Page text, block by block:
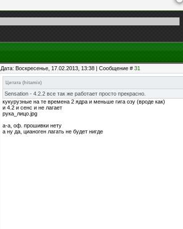
Дата: Воскресенье, 17.02.2013, 13:38 | Сообщение # 31
Цитата ( hitamix)
Sensation - 4.2.2 все так же работает просто прекрасно.
кукурузные на те времена 2 ядра и меньше гига озу (вроде как)
и 4.2 и сенс и не лагает
рука_лицо.jpg
а-а, оф. прошивки нету
а ну да, цианоген лагать не будет нигде